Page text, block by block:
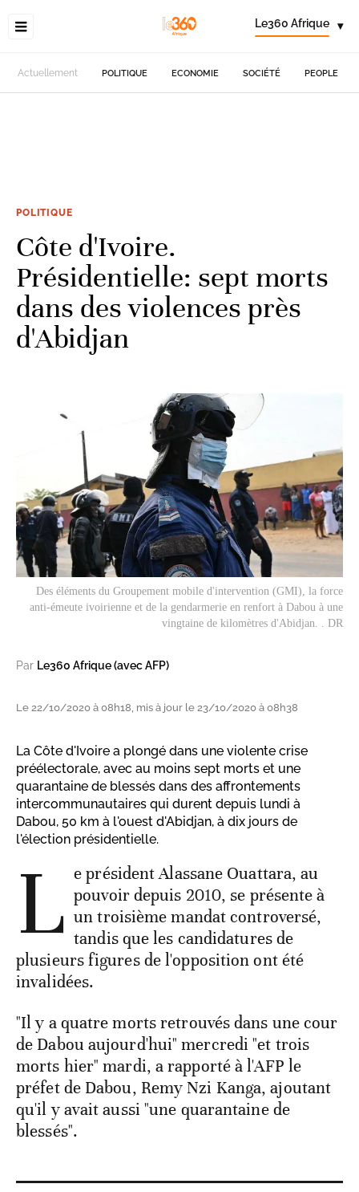
Le360 Afrique ▾
Actuellement POLITIQUE ECONOMIE SOCIÉTÉ PEOPLE
POLITIQUE
Côte d'Ivoire.
Présidentielle: sept morts
dans des violences près
d'Abidjan
Des éléments du Groupement mobile d'intervention (GMI), la force
anti-émeute ivoirienne et de la gendarmerie en renfort à Dabou à une
vingtaine de kilomètres d'Abidjan. . DR
Par Le360 Afrique (avec AFP)
Le 22/10/2020 à 08h18, mis à jour le 23/10/2020 à 08h38
La Côte d'Ivoire a plongé dans une violente crise
préélectorale, avec au moins sept morts et une
quarantaine de blessés dans des affrontements
intercommunautaires qui durent depuis lundi à
Dabou, 50 km à l'ouest d'Abidjan, à dix jours de
l'élection présidentielle.
L e président Alassane Ouattara, au
pouvoir depuis 2010, se présente à
un troisième mandat controversé,
tandis que les candidatures de
plusieurs figures de l'opposition ont été
invalidées.
"Il y a quatre morts retrouvés dans une cour
de Dabou aujourd'hui" mercredi "et trois
morts hier" mardi, a rapporté à l'AFP le
préfet de Dabou, Remy Nzi Kanga, ajoutant
qu'il y avait aussi "une quarantaine de
blessés".